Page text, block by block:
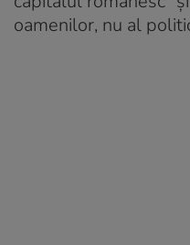
oamenilor, nu al